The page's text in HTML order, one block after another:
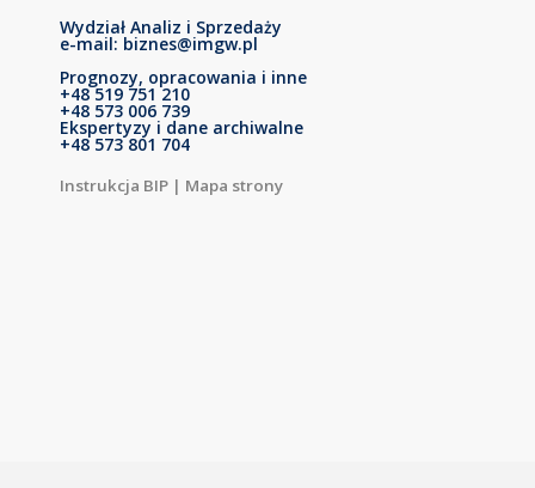
Wydział Analiz i Sprzedaży
e-mail: biznes@imgw.pl
Prognozy, opracowania i inne
+48 519 751 210
+48 573 006 739
Ekspertyzy i dane archiwalne
+48 573 801 704
Instrukcja BIP | Mapa strony